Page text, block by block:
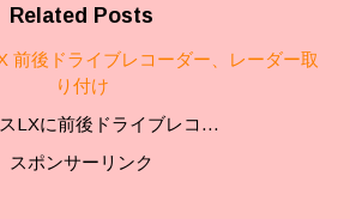
Related Posts
前後ドライブレコーダー、レーダー取
り付け
LXに前後ドライブレコ…
スポンサーリンク